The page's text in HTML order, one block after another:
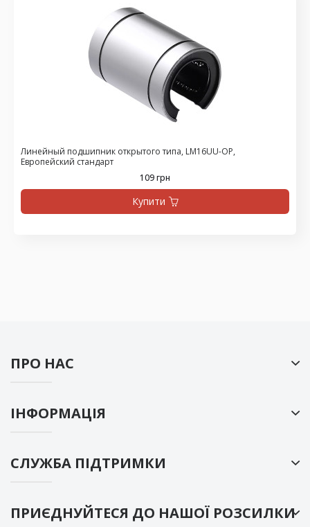
Линейный подшипник открытого типа, LM16UU-OP,
Европейский стандарт
109 грн
Купити
ПРО НАС
ІНФОРМАЦІЯ
СЛУЖБА ПІДТРИМКИ
ПРИЄДНУЙТЕСЯ ДО НАШОЇ РОЗСИЛКИ